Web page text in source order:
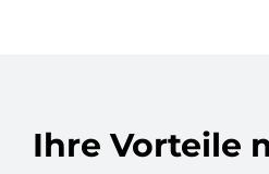
Ihre Vorteile